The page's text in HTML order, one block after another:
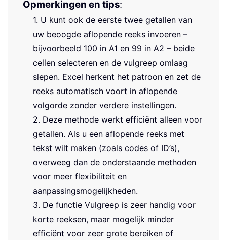
Opmerkingen en tips:
1. U kunt ook de eerste twee getallen van
uw beoogde aflopende reeks invoeren –
bijvoorbeeld 100 in A1 en 99 in A2 – beide
cellen selecteren en de vulgreep omlaag
slepen. Excel herkent het patroon en zet de
reeks automatisch voort in aflopende
volgorde zonder verdere instellingen.
2. Deze methode werkt efficiënt alleen voor
getallen. Als u een aflopende reeks met
tekst wilt maken (zoals codes of ID’s),
overweeg dan de onderstaande methoden
voor meer flexibiliteit en
aanpassingsmogelijkheden.
3. De functie Vulgreep is zeer handig voor
korte reeksen, maar mogelijk minder
efficiënt voor zeer grote bereiken of